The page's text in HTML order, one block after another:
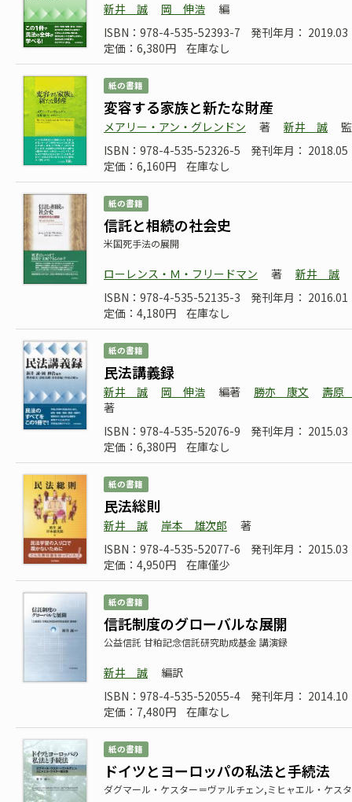
新井 誠 岡 伸浩
編
ISBN：978-4-535-52393-7
発刊年月： 2019.03
定価：6,380円
在庫なし
紙の書籍
変容する家族と新たな財産
メアリー・アン・グレンドン 著 新井 誠
ISBN：978-4-535-52326-5
発刊年月： 2018.05
定価：6,160円
在庫なし
紙の書籍
信託と相続の社会史
米国死手法の展開
ローレンス・Ｍ・フリードマン 著
新井 誠
ISBN：978-4-535-52135-3
発刊年月： 2016.01
定価：4,180円
在庫なし
紙の書籍
民法講義録
新井 誠 岡 伸浩 編著 勝亦 康文
壽原
著
ISBN：978-4-535-52076-9
発刊年月：
定価：6,380円
在庫なし
紙の書籍
民法総則
新井 誠 岸本 雄次郎
著
ISBN：978-4-535-52077-6
発刊年月：
定価：4,950円
在庫僅少
紙の書籍
信託制度のグローバルな展開
公益信託 甘粕記念信託研究助成基金 講演録
新井 誠
編訳
ISBN：978-4-535-52055-4
発刊年月：
定価：7,480円
在庫なし
紙の書籍
ドイツとヨーロッパの私法と手続法
ダグマール・ケスター＝ヴァルチェン,ミヒャエル・ケス